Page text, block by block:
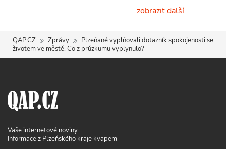
zobrazit další
QAP.CZ Zprávy
Plzeňané vyplňovali dotazník spokojenosti se
životem ve městě. Co z průzkumu vyplynulo?
Vaše internetové noviny
Informace z Plzeňského kraje kvapem